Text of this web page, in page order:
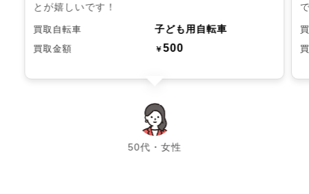
とが嬉しいです！
買取自転車 子ども用自転車
買取金額 ￥500
50代・女性
chevron_left chevron_right